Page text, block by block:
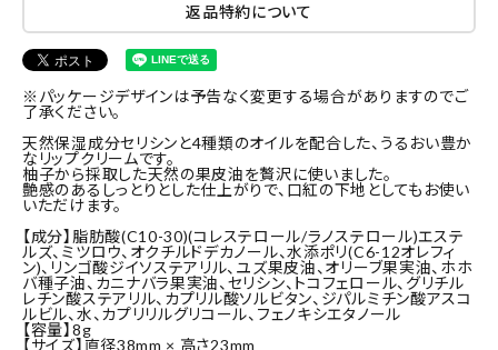
返品特約について
※パッケージデザインは予告なく変更する場合がありますのでご
了承ください。
天然保湿成分セリシンと4種類のオイルを配合した、うるおい豊か
なリップクリームです。
柚子から採取した天然の果皮油を贅沢に使いました。
艶感のあるしっとりとした仕上がりで、口紅の下地としてもお使い
いただけます。
【成分】脂肪酸(C10-30)(コレステロール/ラノステロール)エステ
ルズ、ミツロウ、オクチルドデカノール、水添ポリ(C6-12オレフィ
ン)、リンゴ酸ジイソステアリル、ユズ果皮油、オリーブ果実油、ホホ
バ種子油、カニナバラ果実油、セリシン、トコフェロール、グリチル
レチン酸ステアリル、カプリル酸ソルビタン、ジパルミチン酸アスコ
ルビル、水、カプリリルグリコール、フェノキシエタノール
【容量】8g
【サイズ】直径38mm × 高さ23mm